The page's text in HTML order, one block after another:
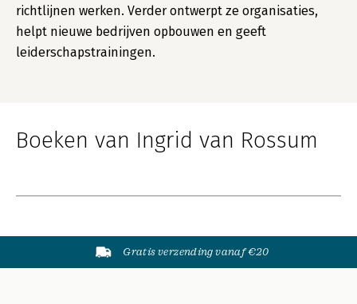
richtlijnen werken. Verder ontwerpt ze organisaties,
helpt nieuwe bedrijven opbouwen en geeft
leiderschapstrainingen.
Boeken van Ingrid van Rossum
Gratis verzending vanaf €20